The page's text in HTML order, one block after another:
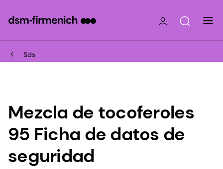
Sds
Mezcla de tocoferoles
95 Ficha de datos de
seguridad